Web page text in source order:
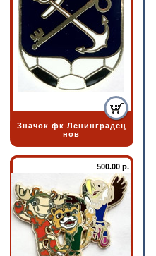
Значок фк Ленинградец
нов
500.00 р.